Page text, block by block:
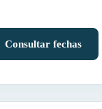
Consultar fechas